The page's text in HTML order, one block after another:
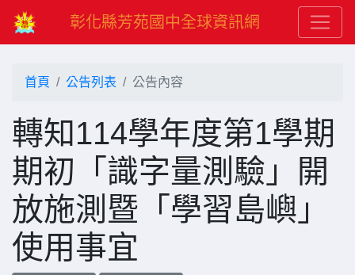
彰化縣芳苑國中全球資訊網
首頁 公告列表 公告內容
轉知114學年度第1學期
期初「識字量測驗」開
放施測暨「學習島嶼」
使用事宜